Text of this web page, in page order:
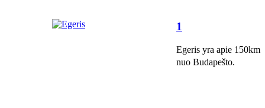
1
Egeris yra apie 150km
nuo Budapešto.